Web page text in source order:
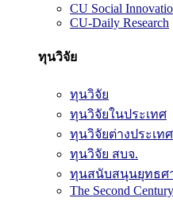
CU Social
CU-Daily Research
ทุนวิจัย
ทุนวิจัย
ทุนวิจัยในประเทศ
ทุนวิจัยต่างประเทศ
ทุนวิจัย สบจ.
ทุนสนับสนุนยุทธศ
The Second